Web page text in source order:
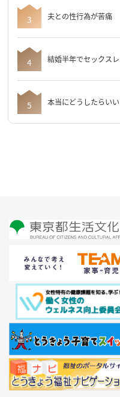
夫との性行為が苦痛
結婚半年でセックス
本当にどうしたらい